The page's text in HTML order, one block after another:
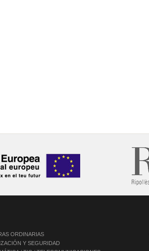
ORDINARIAS
Y SEGURIDAD